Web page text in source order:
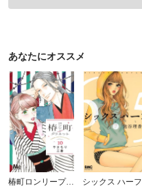
あなたにオススメ
椿町ロンリープラネット シックス ハーフ